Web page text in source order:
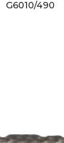
G6010/490